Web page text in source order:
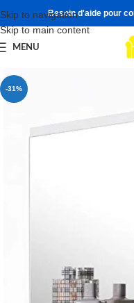
Skip to navigation
Skip to main content
Besoin d'aide pour
MENU
-31%